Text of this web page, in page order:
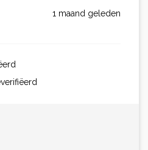
1 maand geleden